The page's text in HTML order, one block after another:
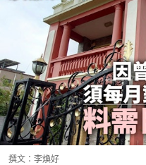
撰文： 李煥好